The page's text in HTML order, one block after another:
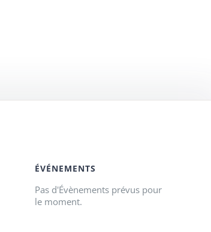
ÉVÉNEMENTS
Pas d'Évènements prévus pour
le moment.